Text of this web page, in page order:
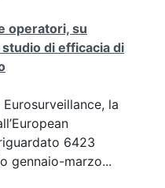
operatori, su
di efficacia di
Eurosurveillance, la
6423
gennaio-marzo...